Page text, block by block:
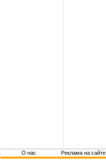
О нас Реклама на сайте